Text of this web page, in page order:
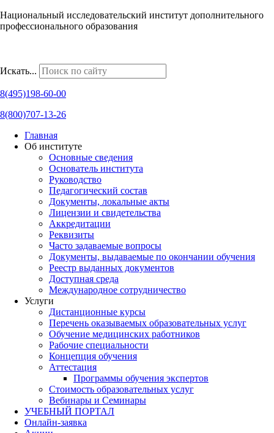
Национальный исследовательский институт дополнительного
профессионального образования
Искать...
8(495)198-60-00
8(800)707-13-26
Главная
Об институте
Основные сведения
Основатель института
Руководство
Педагогический состав
Документы, локальные акты
Лицензии и свидетельства
Аккредитации
Реквизиты
Часто задаваемые вопросы
Документы, выдаваемые по окончании обучения
Реестр выданных документов
Доступная среда
Международное сотрудничество
Услуги
Дистанционные курсы
Перечень оказываемых образовательных услуг
Обучение медицинских работников
Рабочие специальности
Концепция обучения
Аттестация
Программы обучения экспертов
Стоимость образовательных услуг
Вебинары и Семинары
УЧЕБНЫЙ ПОРТАЛ
Онлайн-заявка